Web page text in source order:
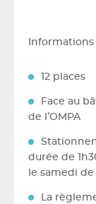
12 places
Face au
de l’OMPA
durée de
le samedi de
La